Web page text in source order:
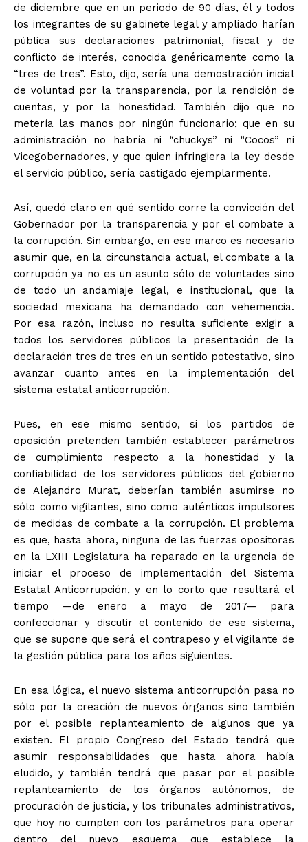
de diciembre que en un periodo de 90 días, él y todos
los integrantes de su gabinete legal y ampliado harían
pública sus declaraciones patrimonial, fiscal y de
conflicto de interés, conocida genéricamente como la
“tres de tres”. Esto, dijo, sería una demostración inicial
de voluntad por la transparencia, por la rendición de
cuentas, y por la honestidad. También dijo que no
metería las manos por ningún funcionario; que en su
administración no habría ni “chuckys” ni “Cocos” ni
Vicegobernadores, y que quien infringiera la ley desde
el servicio público, sería castigado ejemplarmente.
Así, quedó claro en qué sentido corre la convicción del
Gobernador por la transparencia y por el combate a
la corrupción. Sin embargo, en ese marco es necesario
asumir que, en la circunstancia actual, el combate a la
corrupción ya no es un asunto sólo de voluntades sino
de todo un andamiaje legal, e institucional, que la
sociedad mexicana ha demandado con vehemencia.
Por esa razón, incluso no resulta suficiente exigir a
todos los servidores públicos la presentación de la
declaración tres de tres en un sentido potestativo, sino
avanzar cuanto antes en la implementación del
sistema estatal anticorrupción.
Pues, en ese mismo sentido, si los partidos de
oposición pretenden también establecer parámetros
de cumplimiento respecto a la honestidad y la
confiabilidad de los servidores públicos del gobierno
de Alejandro Murat, deberían también asumirse no
sólo como vigilantes, sino como auténticos impulsores
de medidas de combate a la corrupción. El problema
es que, hasta ahora, ninguna de las fuerzas opositoras
en la LXIII Legislatura ha reparado en la urgencia de
iniciar el proceso de implementación del Sistema
Estatal Anticorrupción, y en lo corto que resultará el
tiempo —de enero a mayo de 2017— para
confeccionar y discutir el contenido de ese sistema,
que se supone que será el contrapeso y el vigilante de
la gestión pública para los años siguientes.
En esa lógica, el nuevo sistema anticorrupción pasa no
sólo por la creación de nuevos órganos sino también
por el posible replanteamiento de algunos que ya
existen. El propio Congreso del Estado tendrá que
asumir responsabilidades que hasta ahora había
eludido, y también tendrá que pasar por el posible
replanteamiento de los órganos autónomos, de
procuración de justicia, y los tribunales administrativos,
que hoy no cumplen con los parámetros para operar
dentro del nuevo esquema que establece la